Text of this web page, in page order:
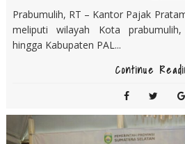
Prabumulih, RT – Kantor Pajak
meliputi wilayah Kota
hingga Kabupaten PAL...
Continue